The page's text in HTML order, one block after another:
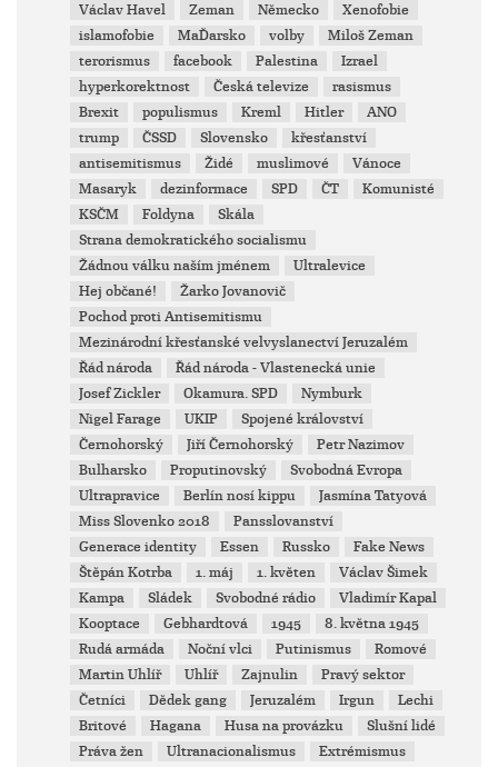
Václav Havel
Zeman Německo
Xenofobie
islamofobie
MaĎarsko volby
Miloš Zeman
terorismus
facebook Palestina
Izrael
hyperkorektnost
Česká televize
rasismus
Brexit
populismus Kreml Hitler
ANO
trump
ČSSD Slovensko
křesťanství
antisemitismus
Židé muslimové
Vánoce
Masaryk
dezinformace SPD ČT
Komunisté
KSČM
Foldyna
Skála
Strana demokratického socialismu
Žádnou válku naším jménem
Ultralevice
Hej občané!
Žarko Jovanovič
Pochod proti Antisemitismu
Mezinárodní křesťanské velvyslanectví Jeruzalém
Řád národa
Řád národa - Vlastenecká unie
Josef Zickler
Okamura. SPD
Nymburk
Nigel Farage
UKIP
Spojené království
Černohorský
Jiří Černohorský
Petr Nazimov
Bulharsko
Proputinovský
Svobodná Evropa
Ultrapravice
Berlín nosí kippu
Jasmína Tatyová
Miss Slovenko 2018
Pansslovanství
Generace identity
Essen Russko
Fake News
Štěpán Kotrba
1. máj 1. květen
Václav Šimek
Kampa
Sládek Svobodné rádio
Vladimír Kapal
Kooptace
Gebhardtová 1945
8. května 1945
Rudá armáda
Noční vlci Putinismus
Romové
Martin Uhlíř
Uhlíř Zajnulin
Pravý sektor
Četníci
Dědek gang Jeruzalém Irgun
Lechi
Britové
Hagana Husa na provázku
Slušní lidé
Práva žen
Ultranacionalismus
Extrémismus